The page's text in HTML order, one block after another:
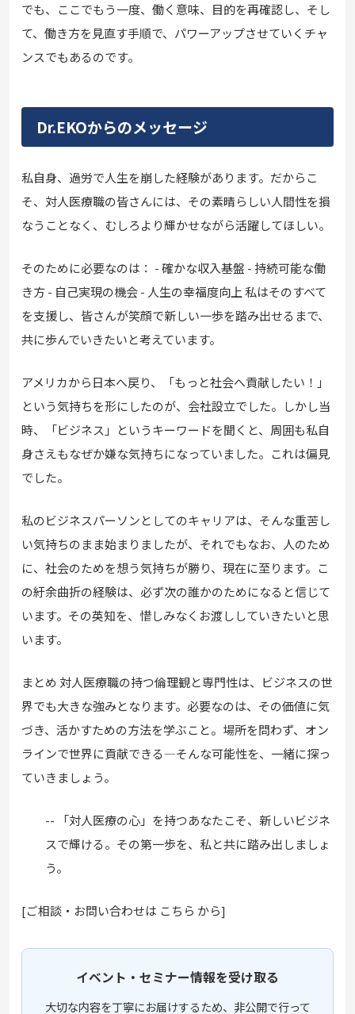
でも、ここでもう一度、働く意味、目的を再確認し、そし
て、働き方を見直す手順で、パワーアップさせていくチャ
ンスでもあるのです。
Dr.EKOからのメッセージ
私自身、過労で人生を崩した経験があります。だからこ
そ、対人医療職の皆さんには、その素晴らしい人間性を損
なうことなく、むしろより輝かせながら活躍してほしい。
そのために必要なのは： - 確かな収入基盤 - 持続可能な働
き方 - 自己実現の機会 - 人生の幸福度向上 私はそのすべて
を支援し、皆さんが笑顔で新しい一歩を踏み出せるまで、
共に歩んでいきたいと考えています。
アメリカから日本へ戻り、「もっと社会へ貢献したい！」
という気持ちを形にしたのが、会社設立でした。しかし当
時、「ビジネス」というキーワードを聞くと、周囲も私自
身さえもなぜか嫌な気持ちになっていました。これは偏見
でした。
私のビジネスパーソンとしてのキャリアは、そんな重苦し
い気持ちのまま始まりましたが、それでもなお、人のため
に、社会のためを想う気持ちが勝り、現在に至ります。こ
の紆余曲折の経験は、必ず次の誰かのためになると信じて
います。その英知を、惜しみなくお渡ししていきたいと思
います。
まとめ 対人医療職の持つ倫理観と専門性は、ビジネスの世
界でも大きな強みとなります。必要なのは、その価値に気
づき、活かすための方法を学ぶこと。場所を問わず、オン
ラインで世界に貢献できる—そんな可能性を、一緒に探っ
ていきましょう。
-- 「対人医療の心」を持つあなたこそ、新しいビジネ
スで輝ける。その第一歩を、私と共に踏み出しましょ
う。
[ご相談・お問い合わせは こちら から]
イベント・セミナー情報を受け取る
大切な内容を丁寧にお届けするため、非公開で行って